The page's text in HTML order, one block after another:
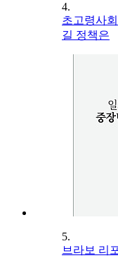
4.
초고령사
길 정책은
5.
브라보 리